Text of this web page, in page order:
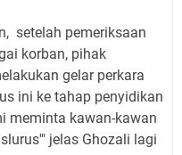
setelah pemeriksaan
korban, pihak
gelar perkara
ini ke tahap penyidikan
meminta kawan-kawan
jelas Ghozali lagi